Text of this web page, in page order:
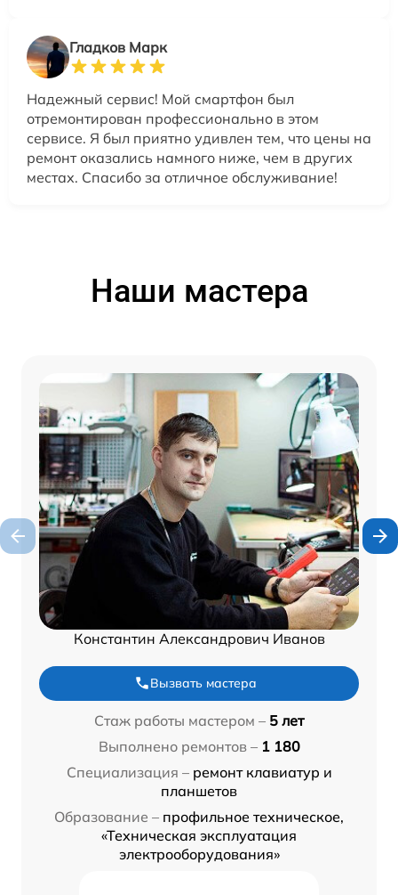
Гладков Марк
Надежный сервис! Мой смартфон был
отремонтирован профессионально в этом
сервисе. Я был приятно удивлен тем, что цены на
ремонт оказались намного ниже, чем в других
местах. Спасибо за отличное обслуживание!
Наши мастера
Константин Александрович Иванов
Вызвать мастера
Стаж работы мастером – 5 лет
Выполнено ремонтов – 1 180
Специализация – ремонт клавиатур и
планшетов
Образование – профильное техническое,
«Техническая эксплуатация
электрооборудования»